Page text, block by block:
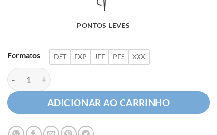
PONTOS LEVES
Formatos DST EXP JEF PES XXX
Rosas Florais quantidade
ADICIONAR AO CARRINHO